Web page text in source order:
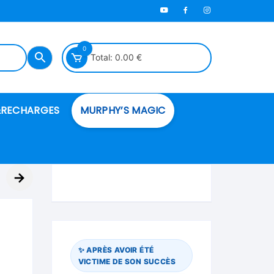
0
Total: 0.00 €
MURPHY’S MAGIC
→
✨ APRÈS AVOIR ÉTÉ
VICTIME DE SON SUCCÈS